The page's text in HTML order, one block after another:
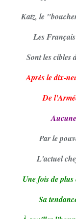
Katz, le
Les
Sont les cibles
Après le dix-
De
Par le
L'actuel
Une fois de plus
Sa